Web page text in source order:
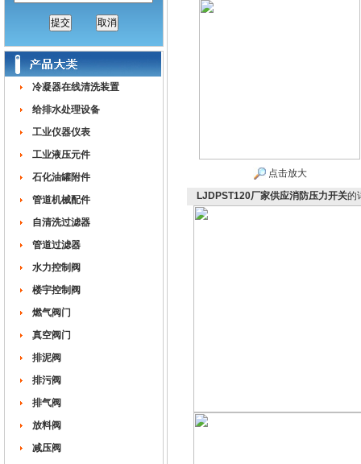
冷凝器在线清洗装置
给排水处理设备
工业仪器仪表
工业液压元件
石化油罐附件
管道机械配件
自清洗过滤器
管道过滤器
水力控制阀
楼宇控制阀
燃气阀门
真空阀门
排泥阀
排污阀
排气阀
放料阀
减压阀
点击放大
LJDPST120厂家供应消防压力开关的